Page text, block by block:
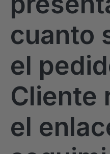
cuanto
el
Cliente
el